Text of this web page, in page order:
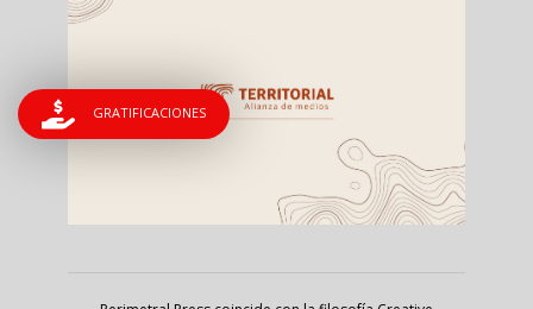
GRATIFICACIONES